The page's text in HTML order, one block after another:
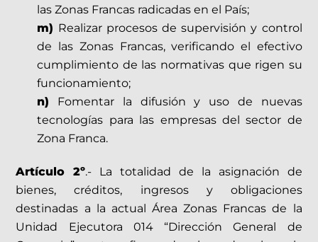
las Zonas Francas radicadas en el País;
m) Realizar procesos de supervisión y control
de las Zonas Francas, verificando el efectivo
cumplimiento de las normativas que rigen su
funcionamiento;
n) Fomentar la difusión y uso de nuevas
tecnologías para las empresas del sector de
Zona Franca.
Artículo 2º.- La totalidad de la asignación de
bienes, créditos, ingresos y obligaciones
destinadas a la actual Área Zonas Francas de la
Unidad Ejecutora 014 “Dirección General de